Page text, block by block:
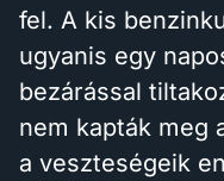
fel. A kis
ugyanis egy
bezárással
nem kapták meg
a veszteségeik